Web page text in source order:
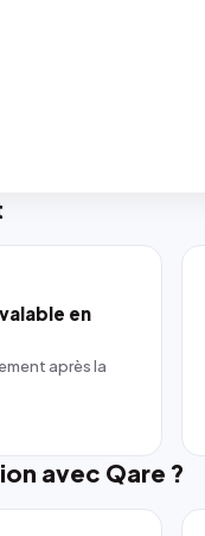
en
après la
avec Qare ?